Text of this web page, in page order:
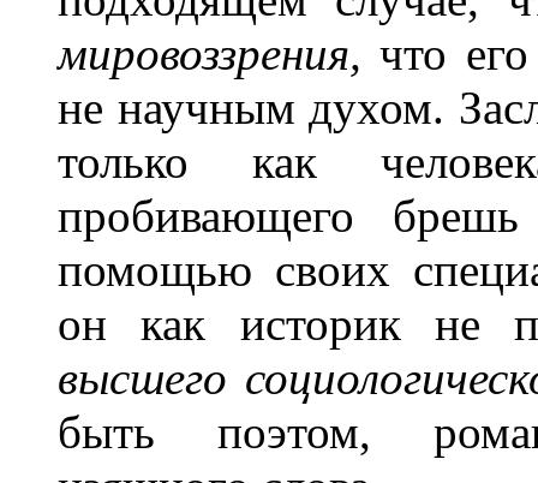
мировоззрения,что
не научным духом.
только как
пробивающего
помощью своих
он как историк не
высшего
быть поэтом,